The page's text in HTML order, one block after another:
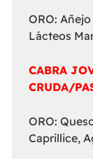
ORO:
Lácteos
CABRA
CRUDA/
ORO:
Caprillice,